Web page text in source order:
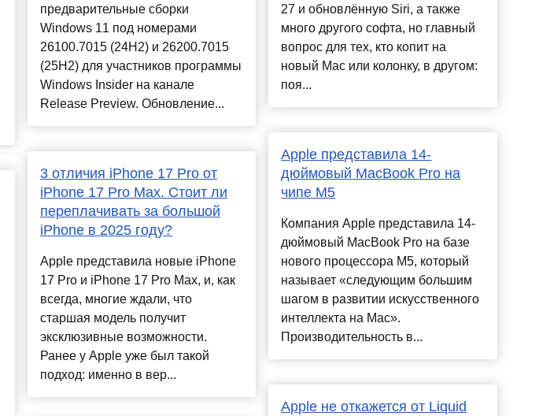
предварительные сборки
Windows 11 под номерами
26100.7015 (24H2) и 26200.7015
(25H2) для участников программы
Windows Insider на канале
Release Preview. Обновление...
3 отличия iPhone 17 Pro от
iPhone 17 Pro Max. Стоит ли
переплачивать за большой
iPhone в 2025 году?
Apple представила новые iPhone
17 Pro и iPhone 17 Pro Max, и, как
всегда, многие ждали, что
старшая модель получит
эксклюзивные возможности.
Ранее у Apple уже был такой
подход: именно в вер...
27 и обновлённую Siri, а также
много другого софта, но главный
вопрос для тех, кто копит на
новый Mac или колонку, в другом:
поя...
Apple представила 14-
дюймовый MacBook Pro на
чипе M5
Компания Apple представила 14-
дюймовый MacBook Pro на базе
нового процессора M5, который
называет «следующим большим
шагом в развитии искусственного
интеллекта на Mac».
Производительность в...
Apple не откажется от Liquid